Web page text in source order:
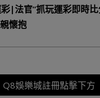
|法官“抓玩運彩即時
懷抱
Q8娛樂城註冊點擊下方